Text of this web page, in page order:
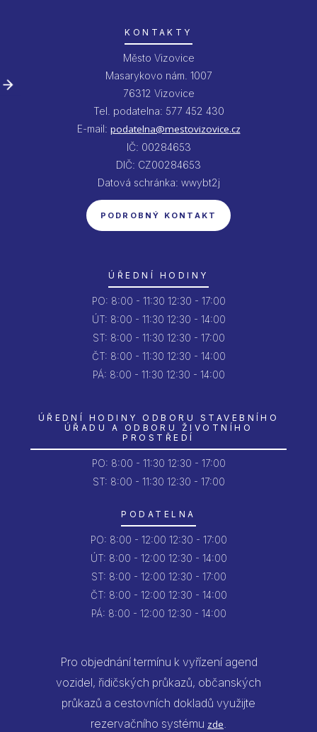
KONTAKTY
Město Vizovice
Masarykovo nám. 1007
76312 Vizovice
Tel. podatelna: 577 452 430
E-mail: podatelna@mestovizovice.cz
IČ: 00284653
DIČ: CZ00284653
Datová schránka: wwybt2j
PODROBNÝ KONTAKT
ÚŘEDNÍ HODINY
PO: 8:00 - 11:30 12:30 - 17:00
ÚT: 8:00 - 11:30 12:30 - 14:00
ST: 8:00 - 11:30 12:30 - 17:00
ČT: 8:00 - 11:30 12:30 - 14:00
PÁ: 8:00 - 11:30 12:30 - 14:00
ÚŘEDNÍ HODINY ODBORU STAVEBNÍHO
ÚŘADU A ODBORU ŽIVOTNÍHO
PROSTŘEDÍ
PO: 8:00 - 11:30 12:30 - 17:00
ST: 8:00 - 11:30 12:30 - 17:00
PODATELNA
PO: 8:00 - 12:00 12:30 - 17:00
ÚT: 8:00 - 12:00 12:30 - 14:00
ST: 8:00 - 12:00 12:30 - 17:00
ČT: 8:00 - 12:00 12:30 - 14:00
PÁ: 8:00 - 12:00 12:30 - 14:00
Pro objednání termínu k vyřízení agend
vozidel, řidičských průkazů, občanských
průkazů a cestovních dokladů využijte
rezervačního systému zde.